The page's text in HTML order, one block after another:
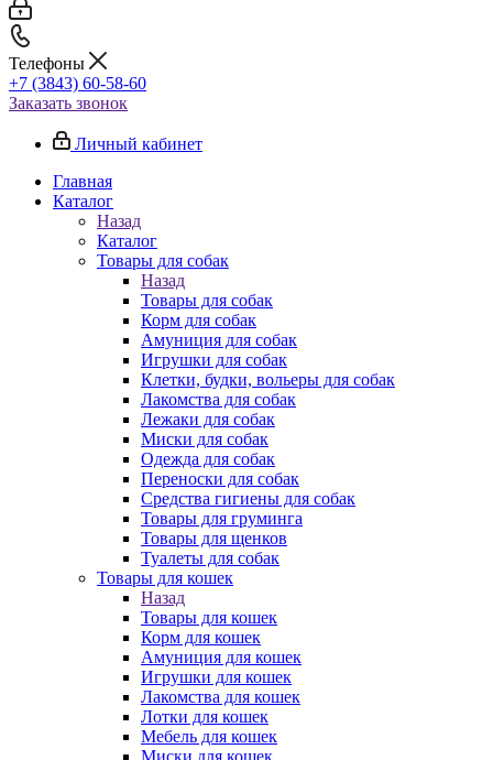
Телефоны
+7 (3843) 60-58-60
Заказать звонок
Личный кабинет
Главная
Каталог
Назад
Каталог
Товары для собак
Назад
Товары для собак
Корм для собак
Амуниция для собак
Игрушки для собак
Клетки, будки, вольеры для собак
Лакомства для собак
Лежаки для собак
Миски для собак
Одежда для собак
Переноски для собак
Средства гигиены для собак
Товары для груминга
Товары для щенков
Туалеты для собак
Товары для кошек
Назад
Товары для кошек
Корм для кошек
Амуниция для кошек
Игрушки для кошек
Лакомства для кошек
Лотки для кошек
Мебель для кошек
Миски для кошек